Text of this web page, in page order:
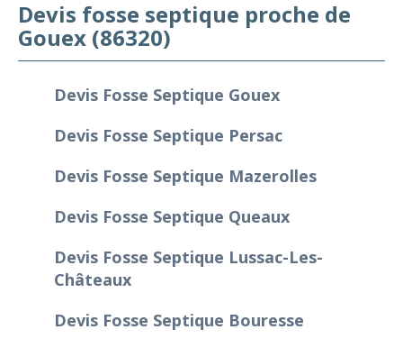
Devis fosse septique proche de
Gouex (86320)
Devis Fosse Septique Gouex
Devis Fosse Septique Persac
Devis Fosse Septique Mazerolles
Devis Fosse Septique Queaux
Devis Fosse Septique Lussac-Les-
Châteaux
Devis Fosse Septique Bouresse